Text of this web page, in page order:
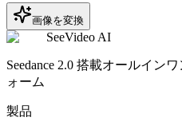
画像を変換
SeeVideo AI
Seedance 2.0 搭載オールイン
ォーム
製品